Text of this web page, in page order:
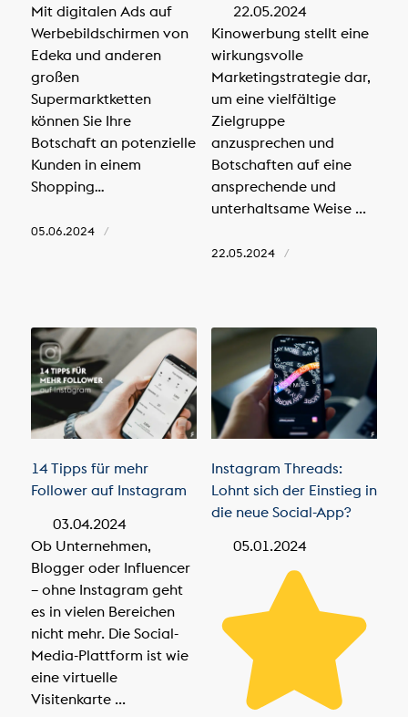
Mit digitalen Ads auf
Werbebildschirmen von
Edeka und anderen
großen
Supermarktketten
können Sie Ihre
Botschaft an potenzielle
Kunden in einem
Shopping…
05.06.2024 /
22.05.2024
Kinowerbung stellt eine
wirkungsvolle
Marketingstrategie dar,
um eine vielfältige
Zielgruppe
anzusprechen und
Botschaften auf eine
ansprechende und
unterhaltsame Weise ...
22.05.2024 /
14 Tipps für mehr
Follower auf Instagram
03.04.2024
Ob Unternehmen,
Blogger oder Influencer
– ohne Instagram geht
es in vielen Bereichen
nicht mehr. Die Social-
Media-Plattform ist wie
eine virtuelle
Visitenkarte ...
Instagram Threads:
Lohnt sich der Einstieg in
die neue Social-App?
05.01.2024